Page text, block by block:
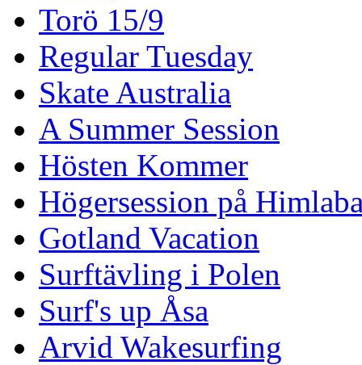
Torö 15/9
Regular Tuesday
Skate Australia
A Summer Session
Hösten Kommer
Högersession på
Gotland Vacation
Surftävling i Polen
Surf's up Åsa
Arvid Wakesurfing